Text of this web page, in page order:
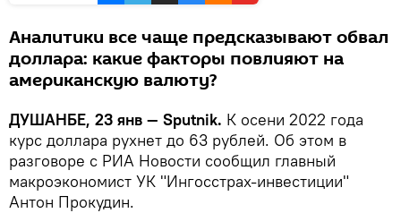
Аналитики все чаще предсказывают обвал
доллара: какие факторы повлияют на
американскую валюту?
ДУШАНБЕ, 23 янв — Sputnik. К осени 2022 года
курс доллара рухнет до 63 рублей. Об этом в
разговоре с РИА Новости сообщил главный
макроэкономист УК "Ингосстрах-инвестиции"
Антон Прокудин.